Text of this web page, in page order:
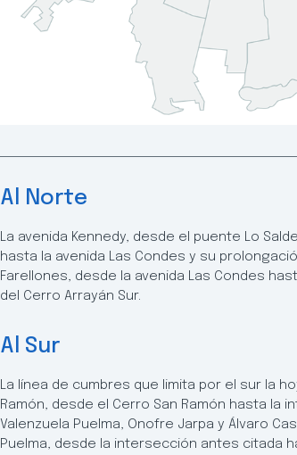
Al Norte
La avenida Kennedy, desde el puente Lo
hasta la avenida Las Condes y su
Farellones, desde la avenida Las Condes
del Cerro Arrayán Sur.
Al Sur
La línea de cumbres que limita por el sur la
Ramón, desde el Cerro San Ramón hasta la
Valenzuela Puelma, Onofre Jarpa y Álvaro
Puelma, desde la intersección antes citada